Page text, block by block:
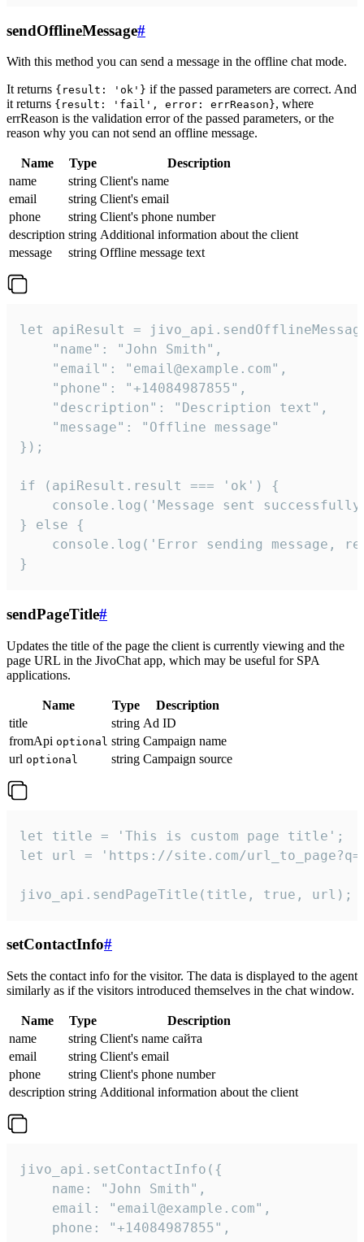
sendOfflineMessage#
With this method you can send a message in the offline chat mode.
It returns {result: 'ok'} if the passed parameters are correct. And
it returns {result: 'fail', error: errReason}, where
errReason is the validation error of the passed parameters, or the
reason why you can not send an offline message.
Name Type
Description
name
string Client's name
email
string Client's email
phone
string Client's phone number
description string Additional information about the client
message
string Offline message text
let apiResult =
    "name": "John Smith",
    "email": "email@example.com",
    "phone": "+14084987855",
    "description": "Description text",
    "message": "Offline message"
});
if (apiResult.result === 'ok') {
console.log('Message sent
} else {
console.log('Error sending message,
}
sendPageTitle#
Updates the title of the page the client is currently viewing and the
page URL in the JivoChat app, which may be useful for SPA
applications.
Name Type
Description
title
string Ad ID
fromApi optional string Campaign name
url optional string Campaign source
let title = 'This is custom page title';
let url = 'https://site.com/
jivo_api.sendPageTitle(title, true, url);
setContactInfo#
Sets the contact info for the visitor. The data is displayed to the agent
similarly as if the visitors introduced themselves in the chat window.
Name Type
Description
name
string Client's name сайта
email
string Client's email
phone
string Client's phone number
description string Additional information about the client
jivo_api.setContactInfo({
    name: "John Smith",
    email: "email@example.com",
    phone: "+14084987855",